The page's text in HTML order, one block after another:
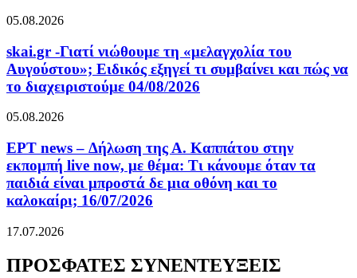
05.08.2026
skai.gr -Γιατί νιώθουμε τη «μελαγχολία του
Αυγούστου»; Ειδικός εξηγεί τι συμβαίνει και πώς να
το διαχειριστούμε 04/08/2026
05.08.2026
ΕΡΤ news – Δήλωση της Α. Καππάτου στην
εκπομπή live now, με θέμα: Τι κάνουμε όταν τα
παιδιά είναι μπροστά δε μια οθόνη και το
καλοκαίρι; 16/07/2026
17.07.2026
ΠΡΟΣΦΑΤΕΣ ΣΥΝΕΝΤΕΥΞΕΙΣ